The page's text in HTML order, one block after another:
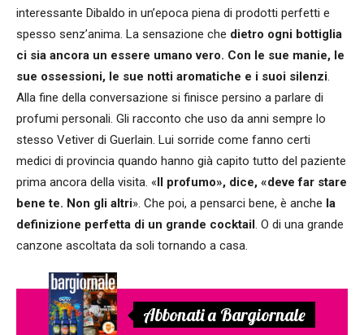
interessante Dibaldo in un’epoca piena di prodotti perfetti e
spesso senz’anima. La sensazione che dietro ogni bottiglia
ci sia ancora un essere umano vero. Con le sue manie, le
sue ossessioni, le sue notti aromatiche e i suoi silenzi.
Alla fine della conversazione si finisce persino a parlare di
profumi personali. Gli racconto che uso da anni sempre lo
stesso Vetiver di Guerlain. Lui sorride come fanno certi
medici di provincia quando hanno già capito tutto del paziente
prima ancora della visita. «Il profumo», dice, «deve far stare
bene te. Non gli altri». Che poi, a pensarci bene, è anche la
definizione perfetta di un grande cocktail. O di una grande
canzone ascoltata da soli tornando a casa.
Abbonati a Bargiornale